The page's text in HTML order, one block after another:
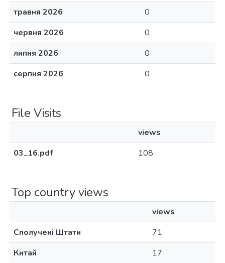
травня 2026
0
червня 2026
0
липня 2026
0
серпня 2026
0
File Visits
views
03_16.pdf
108
Top country views
views
Сполучені Штати
71
Китай
17